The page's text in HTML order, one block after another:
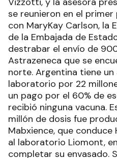
se reunieron en el primer
con MaryKay Carlson, la
de la Embajada de
destrabar el envío de
Astrazeneca que se
norte. Argentina tiene
laboratorio por 22
un pago por el 60% de
recibió ninguna vacuna.
millón de dosis fue
Mabxience, que conduce
al laboratorio Liomont,
completar su envasado.